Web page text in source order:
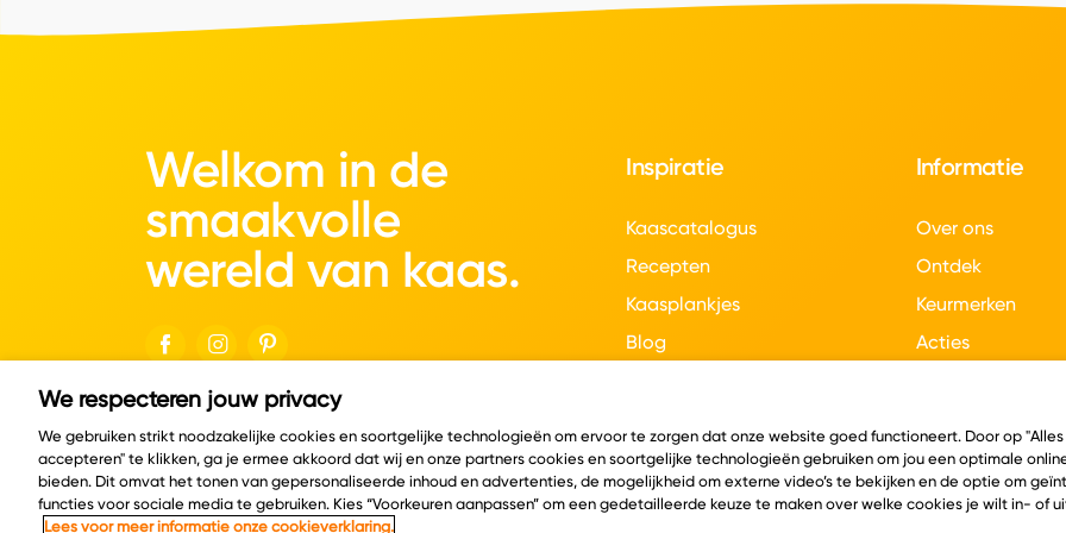
Welkom in de
smaakvolle
wereld van kaas.
© Copyright 2026 Velder
Inspiratie
Kaascatalogus
Recepten
Kaasplankjes
Blog
Informatie
Over ons
Ontdek
Keurmerken
Acties
We respecteren jouw privacy
We gebruiken strikt noodzakelijke cookies en soortgelijke technologieën om ervoor te zorgen dat onze website goed functioneert. Door op "Alles
accepteren" te klikken, ga je ermee akkoord dat wij en onze partners cookies en soortgelijke technologieën gebruiken om jou een optimale
bieden. Dit omvat het tonen van gepersonaliseerde inhoud en advertenties, de mogelijkheid om externe video’s te bekijken en de optie om
functies voor sociale media te gebruiken. Kies “Voorkeuren aanpassen” om een gedetailleerde keuze te maken over welke cookies je wilt in- of
Lees voor meer informatie onze cookieverklaring.